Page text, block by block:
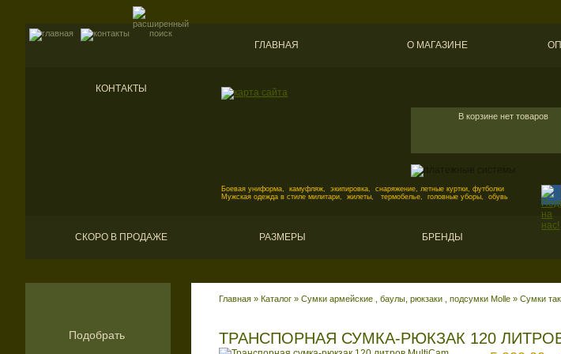
ГЛАВНАЯ О МАГАЗИНЕ
КОНТАКТЫ
В корзине нет товаров
Боевая униформа, камуфляж, экипировка, снаряжение, летные куртки, футболки
Мужская одежда в стиле милитари, жилеты, термобелье, головные уборы, обувь
СКОРО В ПРОДАЖЕ РАЗМЕРЫ БРЕНДЫ
Подобрать
Главная » Каталог » Сумки армейские , баулы, рюкзаки , подсумки Molle » Сумки
ТРАНСПОРНАЯ СУМКА-РЮКЗАК 120 ЛИТРОВ